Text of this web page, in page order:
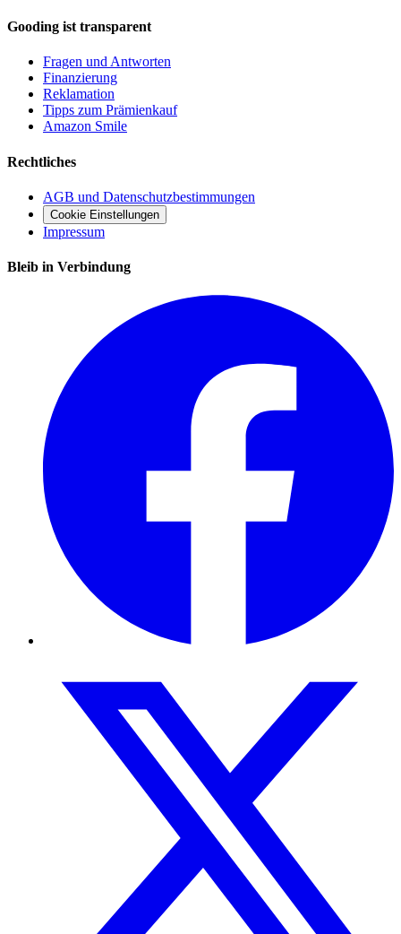
Gooding ist transparent
Fragen und Antworten
Finanzierung
Reklamation
Tipps zum Prämienkauf
Amazon Smile
Rechtliches
AGB und Datenschutzbestimmungen
Cookie Einstellungen
Impressum
Bleib in Verbindung